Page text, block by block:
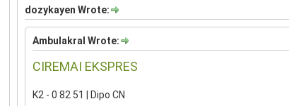
dozykayen Wrote:
Ambulakral Wrote:
CIREMAI EKSPRES
K2 - 0 82 51 | Dipo CN